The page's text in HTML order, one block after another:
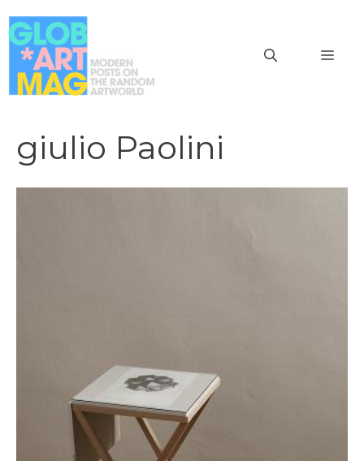
al
contenuto
giulio Paolini